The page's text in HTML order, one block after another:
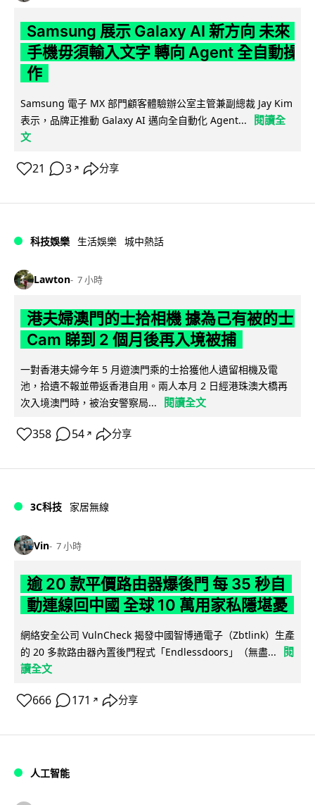
Samsung 展示 Galaxy AI 新方向 未來
手機毋須輸入文字 轉向 Agent 全自動操
作
Samsung 電子 MX 部門顧客體驗辦公室主管兼副總裁 Jay Kim
表示，品牌正推動 Galaxy AI 邁向全自動化 Agent...
閱讀全
文
21 3 ↗ 分享
科技娛樂 生活娛樂 城中熱話
Lawton 7 小時
港夫婦澳門的士拾相機 據為己有被的士
Cam 睇到 2 個月後再入境被捕
一對香港夫婦今年 5 月遊澳門乘的士拾獲他人遺留相機及電
池，拾遺不報並帶返香港自用。兩人本月 2 日經港珠澳大橋再
次入境澳門時，被治安警察局...
閱讀全文
358 54 ↗ 分享
3C科技 家居無線
Vin 7 小時
逾 20 款平價路由器爆後門 每 35 秒自
動連線回中國 全球 10 萬用家私隱堪憂
網絡安全公司 VulnCheck 揭發中國智博通電子（Zbtlink）生產
的 20 多款路由器內置後門程式「Endlessdoors」（無盡...
閱
讀全文
666 171 ↗ 分享
人工智能